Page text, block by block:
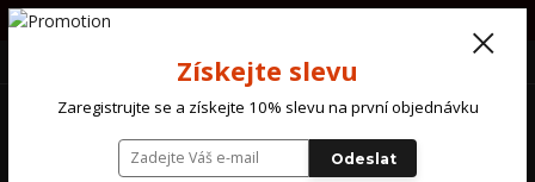
PŘI OBJEDNÁVCE NAD 1000Kč POŠTOVNÉ ZDARMA !!!!
(Po-So) 10 - 18 hod.
Získejte slevu
Zaregistrujte se a získejte 10% slevu na první objednávku
Odeslat